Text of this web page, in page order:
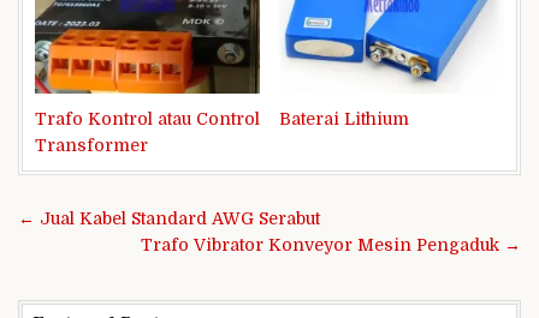
Trafo Kontrol atau Control
Transformer
Baterai Lithium
Navigasi
← Jual Kabel Standard AWG Serabut
Trafo Vibrator Konveyor Mesin Pengaduk →